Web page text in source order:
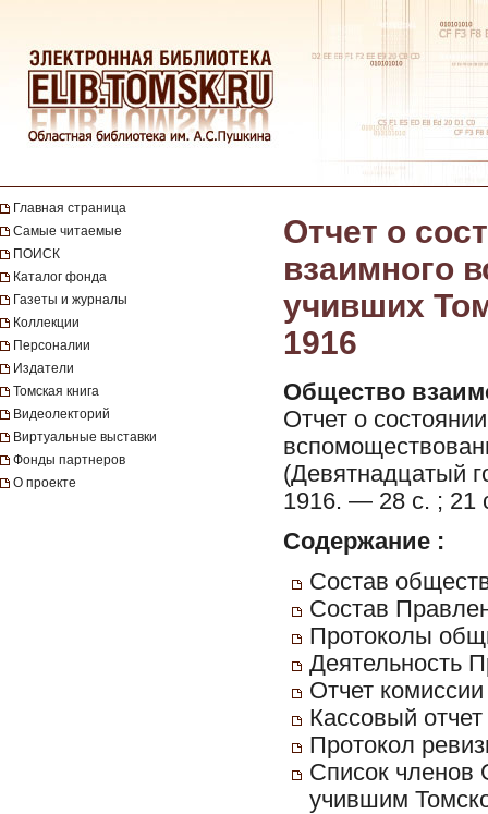
Главная страница
Самые читаемые
ПОИСК
Каталог фонда
Газеты и журналы
Коллекции
Персоналии
Издатели
Томская книга
Видеолекторий
Виртуальные выставки
Фонды партнеров
О проекте
Отчет о
взаимного
учивших
1916
Общество
Отчет о
(Девятнадцатый
1916. — 28 с. ; 21
Содержание :
Состав
Состав
Протоколы
Деятельность
Отчет
Кассовый
Протокол
Список членов
учившим